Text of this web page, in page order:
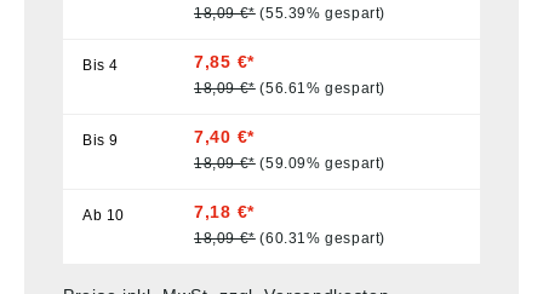
18,09 €* (55.39% gespart)
Bis4 7,85 €*
18,09 €* (56.61% gespart)
Bis9 7,40 €*
18,09 €* (59.09% gespart)
Ab 10 7,18 €*
18,09 €* (60.31% gespart)